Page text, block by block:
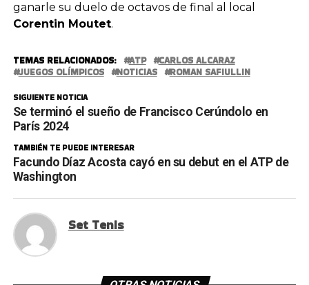
ganarle su duelo de octavos de final al local
Corentin Moutet.
TEMAS RELACIONADOS: ATP
CARLOS ALCARAZ
JUEGOS OLÍMPICOS
NOTICIAS ROMAN SAFIULLIN
SIGUIENTE NOTICIA
Se terminó el sueño de Francisco Cerúndolo en
París 2024
TAMBIÉN TE PUEDE INTERESAR
Facundo Díaz Acosta cayó en su debut en el ATP de
Washington
Set Tenis